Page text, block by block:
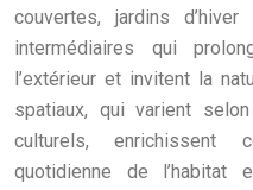
couvertes, jardins
intermédiaires qui
l’extérieur et invitent la
spatiaux, qui varient
culturels, enrichissent
quotidienne de l’habitat